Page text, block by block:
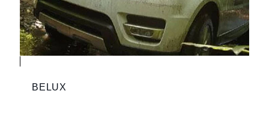
BELUX